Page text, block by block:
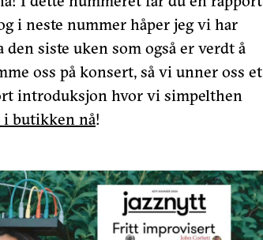
i neste nummer håper jeg vi har
siste uken som også er verdt å
oss på konsert, så vi unner oss et
introduksjon hvor vi simpelthen
i butikken nå!